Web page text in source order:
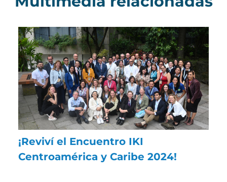
¡Reviví el Encuentro IKI
Centroamérica y Caribe 2024!